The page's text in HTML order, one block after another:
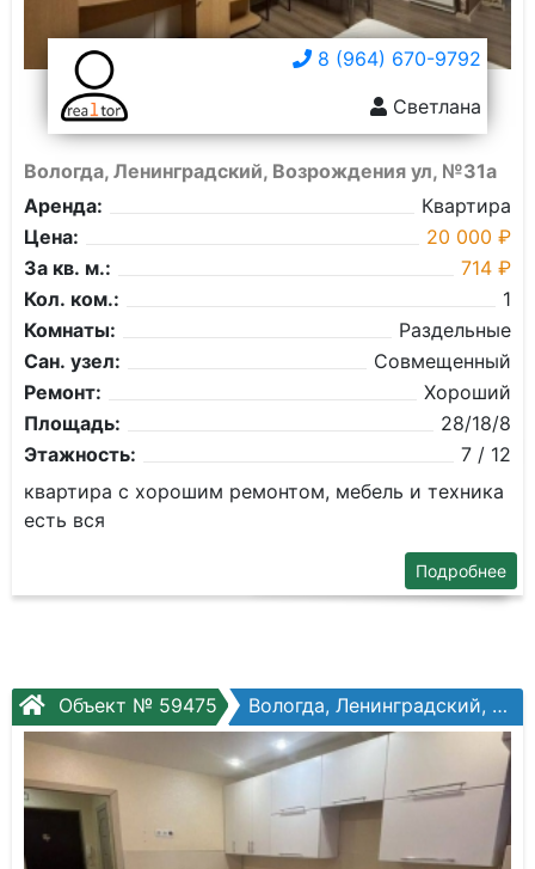
8 (964) 670-9792
Светлана
Вологда, Ленинградский, Возрождения ул, №31а
Аренда:
Квартира
Цена:
20 000 ₽
За кв. м.:
714 ₽
Кол. ком.:
1
Комнаты:
Раздельные
Сан. узел:
Совмещенный
Ремонт:
Хороший
Площадь:
28/18/8
Этажность:
7 / 12
квартира с хорошим ремонтом, мебель и техника
есть вся
Подробнее
Объект № 59475 Вологда, Ленинградский, Окружное шоссе, №32